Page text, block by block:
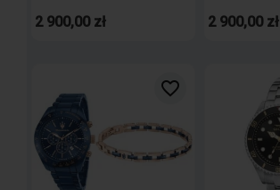
2 900,00 zł 2 900,00 zł
favorite_border